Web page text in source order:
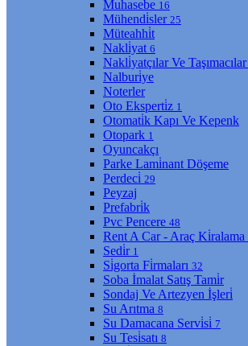
Muhasebe 16
Mühendi̇sler 25
Müteahhi̇t
Nakli̇yat 6
Nakli̇yatçılar Ve Taşımacılar
Nalburi̇ye
Noterler
Oto Eksperti̇z 1
Otomati̇k Kapı Ve Kepenk
Otopark 1
Oyuncakçı
Parke Lami̇nant Döşeme
Perdeci̇ 29
Peyzaj
Prefabri̇k
Pvc Pencere 48
Rent A Car - Araç Ki̇ralama
Sedi̇r 1
Si̇gorta Fi̇rmaları 32
Soba İmalat Satış Tami̇r
Sondaj Ve Artezyen İşleri̇
Su Arıtma 8
Su Damacana Servi̇si̇ 7
Su Tesi̇satı 8